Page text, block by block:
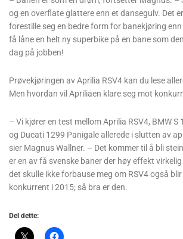
og en overflate glattere enn et dansegulv. Det
forestille seg en bedre form for banekjøring
få låne en helt ny superbike på en bane som
dag på jobben!
Prøvekjøringen av Aprilia RSV4 kan du lese
Men hvordan vil Apriliaen klare seg mot
– Vi kjører en test mellom Aprilia RSV4, BMW S
og Ducati 1299 Panigale allerede i slutten av
sier Magnus Wallner. – Det kommer til å bli
er en av få svenske baner der høy effekt
det skulle ikke forbause meg om RSV4 også
konkurrent i 2015; så bra er den.
Del dette: